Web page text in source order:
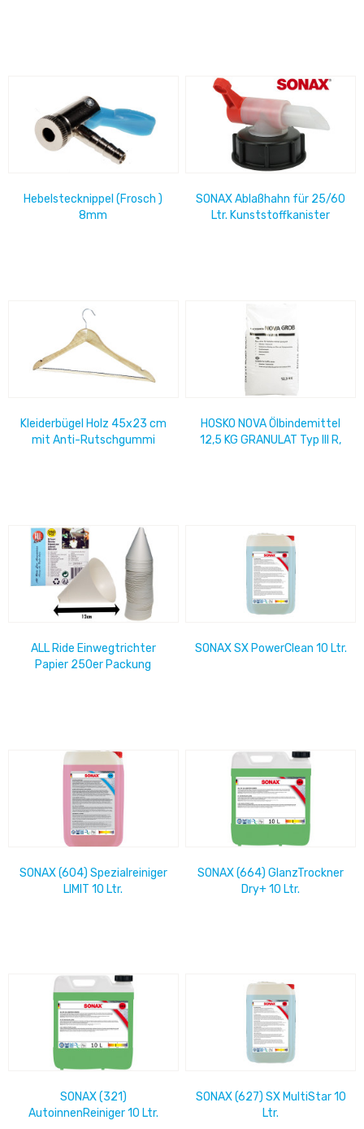
Hebelstecknippel (Frosch )
8mm
SONAX Ablaßhahn für 25/60
Ltr. Kunststoffkanister
Kleiderbügel Holz 45x23 cm
mit Anti-Rutschgummi
HOSKO NOVA Ölbindemittel
12,5 KG GRANULAT Typ III R,
ALL Ride Einwegtrichter
Papier 250er Packung
SONAX SX PowerClean 10 Ltr.
SONAX (604) Spezialreiniger
LIMIT 10 Ltr.
SONAX (664) GlanzTrockner
Dry+ 10 Ltr.
SONAX (321)
AutoinnenReiniger 10 Ltr.
SONAX (627) SX MultiStar 10
Ltr.